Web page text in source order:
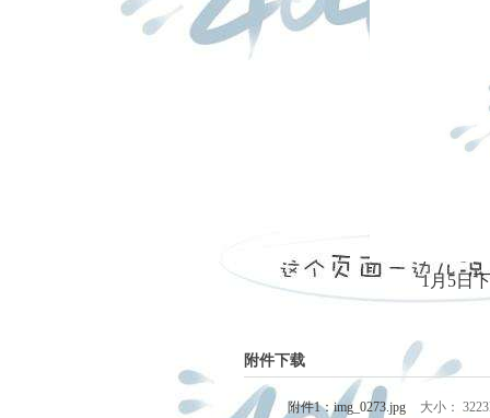
1月5日
附件下载
附件1：img_0273.jpg 大小：